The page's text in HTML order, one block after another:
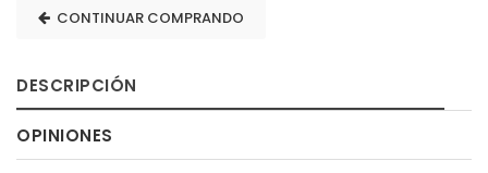
CONTINUAR COMPRANDO
DESCRIPCIÓN
OPINIONES